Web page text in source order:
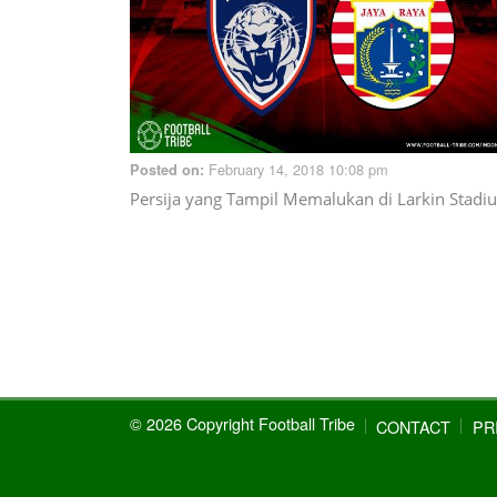
Posted on: February 14, 2018 10:08 pm
Persija yang Tampil Memalukan di Larkin
© 2026 Copyright Football Tribe CONTACT